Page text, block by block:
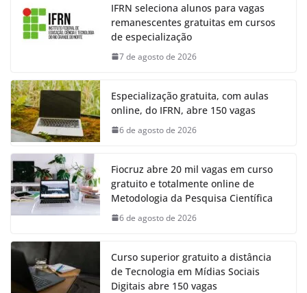
IFRN seleciona alunos para vagas
remanescentes gratuitas em cursos
de especialização
7 de agosto de 2026
Especialização gratuita, com aulas
online, do IFRN, abre 150 vagas
6 de agosto de 2026
Fiocruz abre 20 mil vagas em curso
gratuito e totalmente online de
Metodologia da Pesquisa Científica
6 de agosto de 2026
Curso superior gratuito a distância
de Tecnologia em Mídias Sociais
Digitais abre 150 vagas